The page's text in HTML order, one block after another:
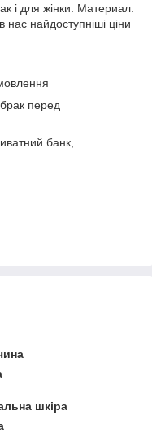
і для жінки. Материал:
нас найдоступніші ціни
перед
банк,
шкіра